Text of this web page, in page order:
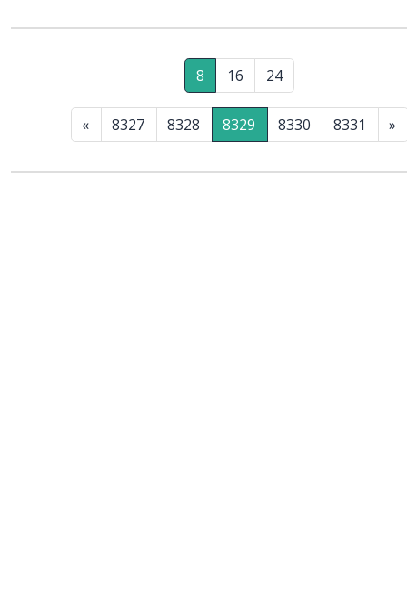
8 16 24
« 8327 8328 8329 8330 8331 »